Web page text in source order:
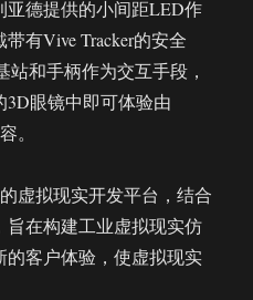
亚德提供的小间距LED作
有Vive Tracker的安全
和手柄作为交互手段，
眼镜中即可体验由
。
虚拟现实开发平台，结合
在构建工业虚拟现实仿
客户体验，使虚拟现实